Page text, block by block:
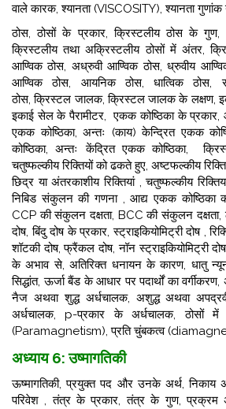
वाले कारक, श्यानता (VISCOSITY), श्यानता गुणांक
ठोस, ठोसों के प्रकार, क्रिस्टलीय ठोस के
क्रिस्टलीय तथा अक्रिस्टलीय ठोसों में अंतर,
आण्विक ठोस, अध्रुवी आण्विक ठोस, ध्रुवीय
आण्विक ठोस, आयनिक ठोस, धात्विक ठोस,
ठोस, क्रिस्टल जालक, क्रिस्टल जालक के लक्षण,
इकाई सेल के पैरामीटर, एकक कोष्ठिका के प्रकार,
एकक कोष्ठिका, अन्तः (काय) केन्द्रित एकक
कोष्ठिका, अन्तः केंद्रित एकक कोष्ठिका,
चतुष्फल्कीय रिक्तियों को ढकते हुए, अष्टफल्कीय
छिद्र या अंतरकाशीय रिक्तियां , चतुष्फल्कीय
निबिड संकुलन की गणना , आद्य एकक कोष्ठिका
CCP की संकुलन दक्षता, BCC की संकुलन दक्षता,
दोष, बिंदु दोष के प्रकार, स्ट्राइकियोमिट्री दोष ,
शॉटकी दोष, फ्रैंकल दोष, नॉन स्ट्राइकियोमिट्री
के अभाव से, अतिरिक्त धनायन के कारण, धातु
सिद्धांत, ऊर्जा बैंड के आधार पर पदार्थों का
नैज अथवा शुद्ध अर्धचालक, अशुद्ध अथवा
अर्धचालक, p-प्रकार के अर्धचालक, ठोसों
(Paramagnetism), प्रति चुंबकत्व
अध्याय 6: उष्मागतिकी
ऊष्मागतिकी, प्रयुक्त पद और उनके अर्थ, निकाय
परिवेश , तंत्र के प्रकार, तंत्र के गुण, प्रक्रम